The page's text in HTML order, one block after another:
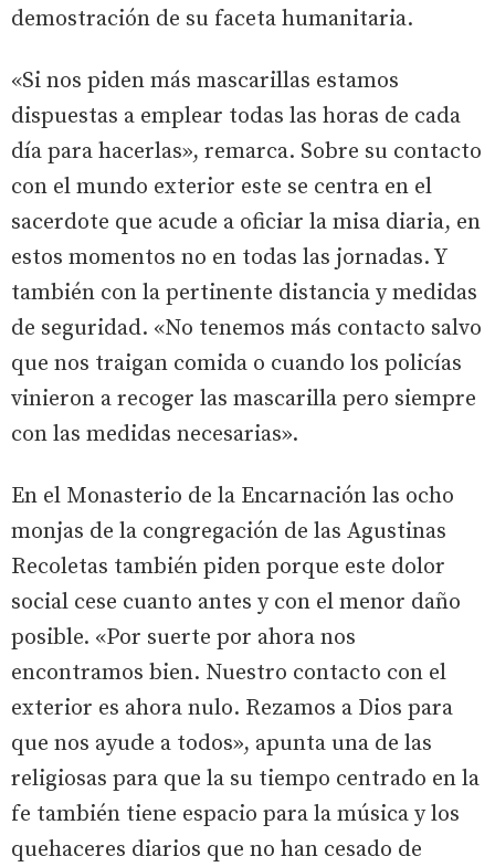
demostración de su faceta humanitaria.
«Si nos piden más mascarillas estamos
dispuestas a emplear todas las horas de cada
día para hacerlas», remarca. Sobre su contacto
con el mundo exterior este se centra en el
sacerdote que acude a oficiar la misa diaria, en
estos momentos no en todas las jornadas. Y
también con la pertinente distancia y medidas
de seguridad. «No tenemos más contacto salvo
que nos traigan comida o cuando los policías
vinieron a recoger las mascarilla pero siempre
con las medidas necesarias».
En el Monasterio de la Encarnación las ocho
monjas de la congregación de las Agustinas
Recoletas también piden porque este dolor
social cese cuanto antes y con el menor daño
posible. «Por suerte por ahora nos
encontramos bien. Nuestro contacto con el
exterior es ahora nulo. Rezamos a Dios para
que nos ayude a todos», apunta una de las
religiosas para que la su tiempo centrado en la
fe también tiene espacio para la música y los
quehaceres diarios que no han cesado de